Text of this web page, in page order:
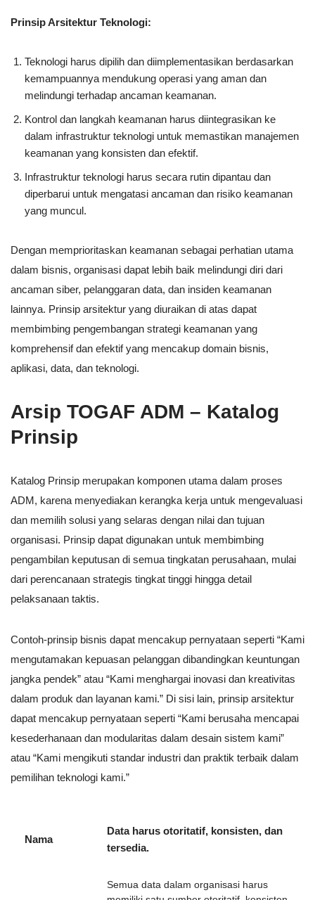
Prinsip Arsitektur Teknologi:
Teknologi harus dipilih dan diimplementasikan berdasarkan
kemampuannya mendukung operasi yang aman dan
melindungi terhadap ancaman keamanan.
Kontrol dan langkah keamanan harus diintegrasikan ke
dalam infrastruktur teknologi untuk memastikan manajemen
keamanan yang konsisten dan efektif.
Infrastruktur teknologi harus secara rutin dipantau dan
diperbarui untuk mengatasi ancaman dan risiko keamanan
yang muncul.
Dengan memprioritaskan keamanan sebagai perhatian utama
dalam bisnis, organisasi dapat lebih baik melindungi diri dari
ancaman siber, pelanggaran data, dan insiden keamanan
lainnya. Prinsip arsitektur yang diuraikan di atas dapat
membimbing pengembangan strategi keamanan yang
komprehensif dan efektif yang mencakup domain bisnis,
aplikasi, data, dan teknologi.
Arsip TOGAF ADM – Katalog
Prinsip
Katalog Prinsip merupakan komponen utama dalam proses
ADM, karena menyediakan kerangka kerja untuk mengevaluasi
dan memilih solusi yang selaras dengan nilai dan tujuan
organisasi. Prinsip dapat digunakan untuk membimbing
pengambilan keputusan di semua tingkatan perusahaan, mulai
dari perencanaan strategis tingkat tinggi hingga detail
pelaksanaan taktis.
Contoh-prinsip bisnis dapat mencakup pernyataan seperti “Kami
mengutamakan kepuasan pelanggan dibandingkan keuntungan
jangka pendek” atau “Kami menghargai inovasi dan kreativitas
dalam produk dan layanan kami.” Di sisi lain, prinsip arsitektur
dapat mencakup pernyataan seperti “Kami berusaha mencapai
kesederhanaan dan modularitas dalam desain sistem kami”
atau “Kami mengikuti standar industri dan praktik terbaik dalam
pemilihan teknologi kami.”
Nama
Data harus otoritatif, konsisten, dan
tersedia.
Semua data dalam organisasi harus